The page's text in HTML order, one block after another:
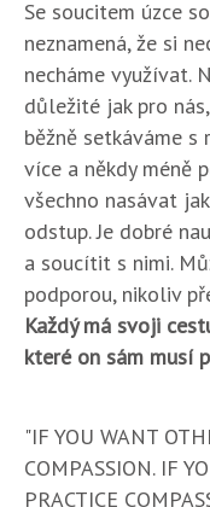
Se soucitem úzce
neznamená, že si
necháme využívat.
důležité jak pro
běžně setkáváme
více a někdy méně
všechno nasávat
odstup. Je dobré
a soucítit s nimi.
podporou, nikoliv
Každý má svoji
které on sám musí
"IF YOU WANT
COMPASSION. IF
PRACTICE